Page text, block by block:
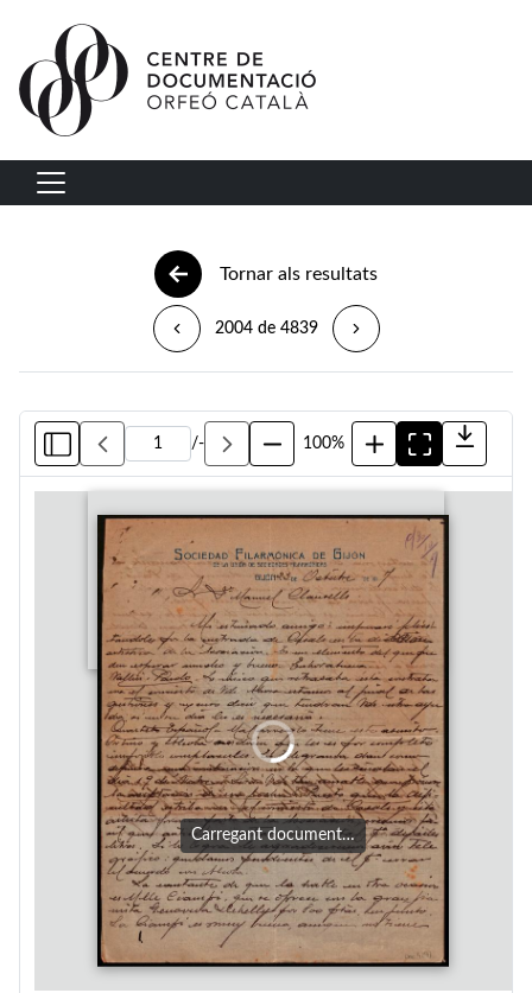
Vés al contingut
Navegació principal
Tornar als resultats
2004 de 4839
/- 100%
Carregant document…